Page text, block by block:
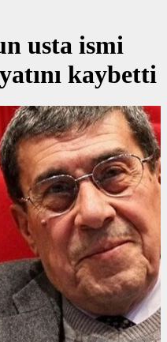
usta ismi
kaybetti